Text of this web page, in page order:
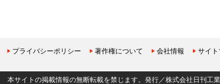
プライバシーポリシー 著作権について 会社情報 サイ
本サイトの掲載情報の無断転載を禁じます。発行／株式会社日刊